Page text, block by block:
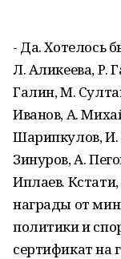
- Да. Хотелось
Л. Аликеева, Р.
Галин, М.
Иванов, А.
Шарипкулов, И.
Зинуров, А.
Иплаев.
награды от
политики и
сертификат на